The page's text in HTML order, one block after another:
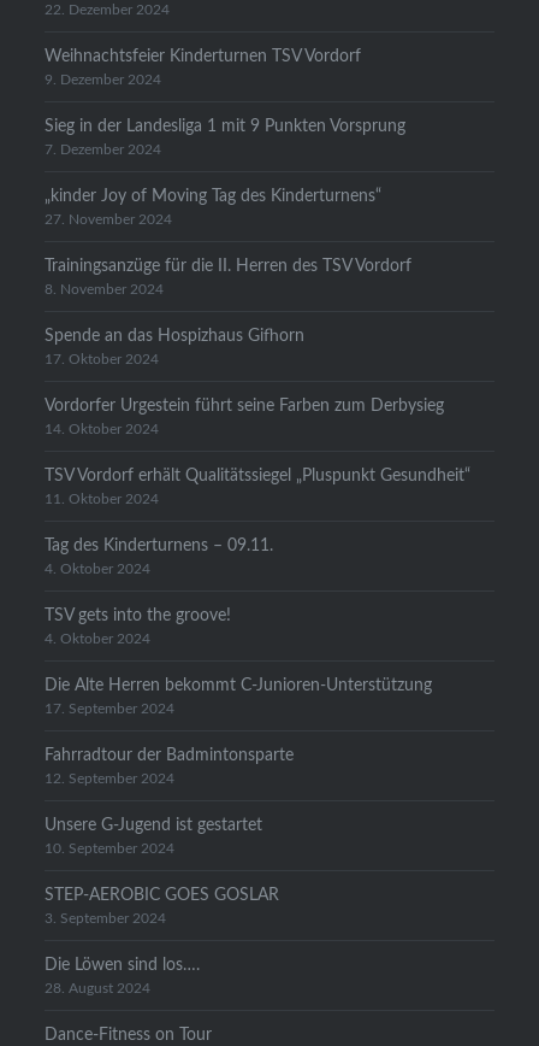
22. Dezember 2024
Weihnachtsfeier Kinderturnen TSV Vordorf
9. Dezember 2024
Sieg in der Landesliga 1 mit 9 Punkten Vorsprung
7. Dezember 2024
„kinder Joy of Moving Tag des Kinderturnens“
27. November 2024
Trainingsanzüge für die II. Herren des TSV Vordorf
8. November 2024
Spende an das Hospizhaus Gifhorn
17. Oktober 2024
Vordorfer Urgestein führt seine Farben zum Derbysieg
14. Oktober 2024
TSV Vordorf erhält Qualitätssiegel „Pluspunkt Gesundheit“
11. Oktober 2024
Tag des Kinderturnens – 09.11.
4. Oktober 2024
TSV gets into the groove!
4. Oktober 2024
Die Alte Herren bekommt C-Junioren-Unterstützung
17. September 2024
Fahrradtour der Badmintonsparte
12. September 2024
Unsere G-Jugend ist gestartet
10. September 2024
STEP-AEROBIC GOES GOSLAR
3. September 2024
Die Löwen sind los….
28. August 2024
Dance-Fitness on Tour